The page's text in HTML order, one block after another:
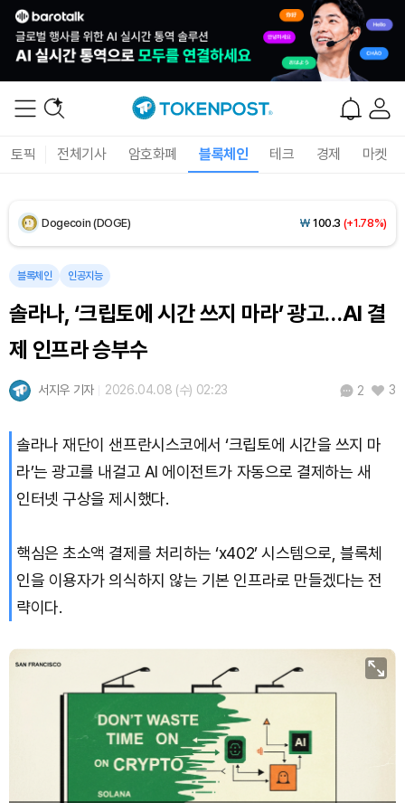
토픽 전체기사 암호화폐 블록체인 테크 경제 마켓
Solana (SOL) ₩ 107,459(+3.14%)
Bitcoin (BTC) 91,567,762 (+0.14%)
블록체인 인공지능
솔라나, ‘크립토에 시간 쓰지 마라’ 광고…AI 결
제 인프라 승부수
서지우 기자 2026.04.08 (수) 02:23 2 3
솔라나 재단이 샌프란시스코에서 ‘크립토에 시간을 쓰지 마
라’는 광고를 내걸고 AI 에이전트가 자동으로 결제하는 새
인터넷 구상을 제시했다.
핵심은 초소액 결제를 처리하는 ‘x402’ 시스템으로, 블록체
인을 이용자가 의식하지 않는 기본 인프라로 만들겠다는 전
략이다.